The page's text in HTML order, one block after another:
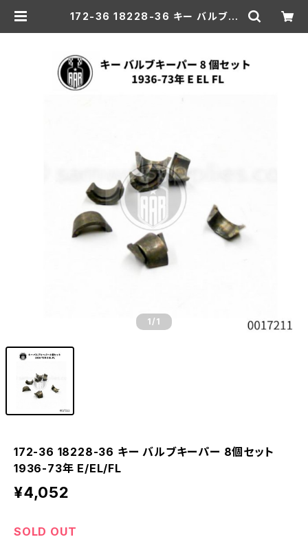
172-36 18228-36 キー バルブキ
1 /1
172-36 18228-36 キー バルブキーパー 8個セット
1936-73年 E/EL/FL
¥4,052
SOLD OUT